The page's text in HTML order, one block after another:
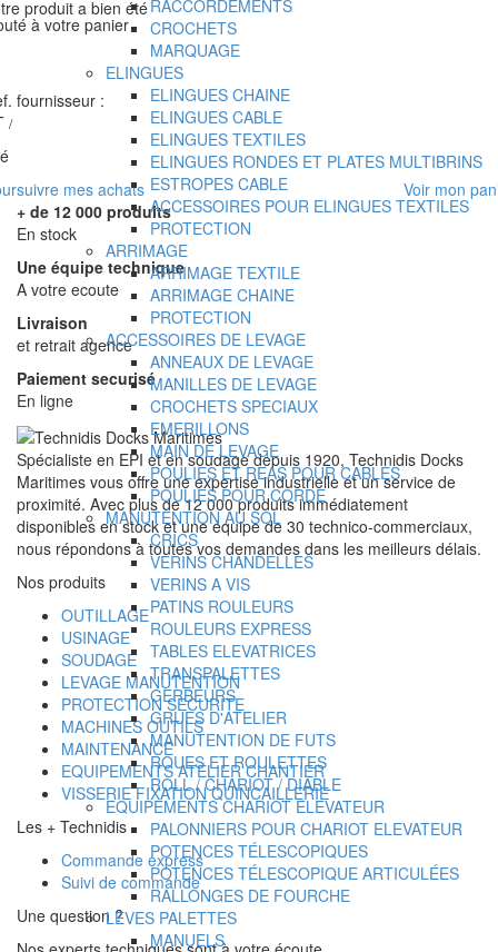
RACCORDEMENTS
CROCHETS
MARQUAGE
ELINGUES
ELINGUES CHAINE
ELINGUES CABLE
ELINGUES TEXTILES
ELINGUES RONDES ET PLATES MULTIBRINS
ESTROPES CABLE
ACCESSOIRES POUR ELINGUES TEXTILES
PROTECTION
ARRIMAGE
ARRIMAGE TEXTILE
ARRIMAGE CHAINE
PROTECTION
ACCESSOIRES DE LEVAGE
ANNEAUX DE LEVAGE
MANILLES DE LEVAGE
CROCHETS SPECIAUX
EMERILLONS
MAIN DE LEVAGE
POULIES ET REAS POUR CABLES
POULIES POUR CORDE
MANUTENTION AU SOL
CRICS
VERINS CHANDELLES
VERINS A VIS
PATINS ROULEURS
ROULEURS EXPRESS
TABLES ELEVATRICES
TRANSPALETTES
GERBEURS
GRUES D'ATELIER
MANUTENTION DE FUTS
ROUES ET ROULETTES
ROLL / CHARIOT / DIABLE
EQUIPEMENTS CHARIOT ELEVATEUR
PALONNIERS POUR CHARIOT ELEVATEUR
POTENCES TÉLESCOPIQUES
POTENCES TÉLESCOPIQUE ARTICULÉES
RALLONGES DE FOURCHE
LEVES PALETTES
MANUELS
produit a bien été
à votre panier
fournisseur :
/
mes achats
Voir mon
+ de 12 000 produits
En stock
Une équipe technique
A votre ecoute
Livraison
et retrait agence
Paiement securisé
En ligne
Spécialiste en EPI et en soudage depuis 1920, Technidis Docks
Maritimes vous offre une expertise industrielle et un service de
proximité. Avec plus de 12 000 produits immédiatement
disponibles en stock et une équipe de 30 technico-commerciaux,
nous répondons à toutes vos demandes dans les meilleurs délais.
Nos produits
OUTILLAGE
USINAGE
SOUDAGE
LEVAGE MANUTENTION
PROTECTION SECURITE
MACHINES OUTILS
MAINTENANCE
EQUIPEMENTS ATELIER CHANTIER
VISSERIE FIXATION QUINCAILLERIE
Les + Technidis
Commande express
Suivi de commande
Une question ?